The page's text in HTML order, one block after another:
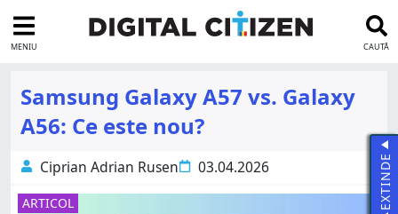
MENIU CAUTĂ
Samsung Galaxy A57 vs. Galaxy
A56: Ce este nou?
Ciprian Adrian Rusen 03.04.2026
ARTICOL EXTINDE